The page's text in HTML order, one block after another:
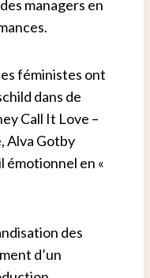
managers en
féministes ont
dans de
Call It Love –
Alva Gotby
en «
des
d’un